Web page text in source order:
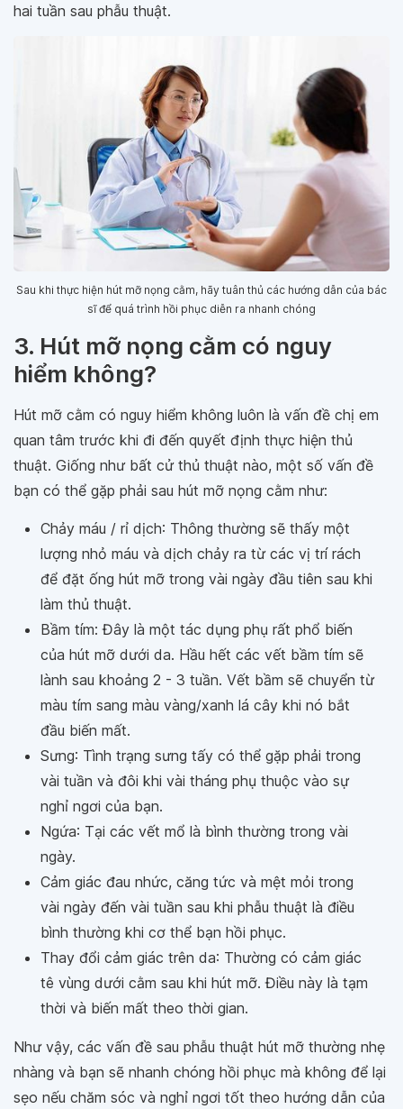
hai tuần sau phẫu thuật.
Sau khi thực hiện hút mỡ nọng cằm, hãy tuân thủ các hướng dẫn của bác
sĩ để quá trình hồi phục diễn ra nhanh chóng
3. Hút mỡ nọng cằm có nguy
hiểm không?
Hút mỡ cằm có nguy hiểm không luôn là vấn đề chị em
quan tâm trước khi đi đến quyết định thực hiện thủ
thuật. Giống như bất cử thủ thuật nào, một số vấn đề
bạn có thể gặp phải sau hút mỡ nọng cằm như:
Chảy máu / rỉ dịch: Thông thường sẽ thấy một
lượng nhỏ máu và dịch chảy ra từ các vị trí rách
để đặt ống hút mỡ trong vài ngày đầu tiên sau khi
làm thủ thuật.
Bầm tím: Đây là một tác dụng phụ rất phổ biến
của hút mỡ dưới da. Hầu hết các vết bầm tím sẽ
lành sau khoảng 2 - 3 tuần. Vết bầm sẽ chuyển từ
màu tím sang màu vàng/xanh lá cây khi nó bắt
đầu biến mất.
Sưng: Tình trạng sưng tấy có thể gặp phải trong
vài tuần và đôi khi vài tháng phụ thuộc vào sự
nghỉ ngơi của bạn.
Ngứa: Tại các vết mổ là bình thường trong vài
ngày.
Cảm giác đau nhức, căng tức và mệt mỏi trong
vài ngày đến vài tuần sau khi phẫu thuật là điều
bình thường khi cơ thể bạn hồi phục.
Thay đổi cảm giác trên da: Thường có cảm giác
tê vùng dưới cằm sau khi hút mỡ. Điều này là tạm
thời và biến mất theo thời gian.
Như vậy, các vấn đề sau phẫu thuật hút mỡ thường nhẹ
nhàng và bạn sẽ nhanh chóng hồi phục mà không để lại
sẹo nếu chăm sóc và nghỉ ngơi tốt theo hướng dẫn của